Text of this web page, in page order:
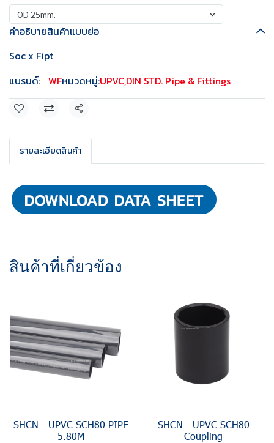
OD 25mm.
คำอธิบายสินค้าแบบย่อ
Soc x Fipt
แบรนด์: WFหมวดหมู่:UPVC,DIN STD. Pipe & Fittings
แชร์
รายละเอียดสินค้า
สินค้าที่เกี่ยวข้อง
SHCN - UPVC SCH80 PIPE
5.80M
SHCN - UPVC SCH80
Coupling